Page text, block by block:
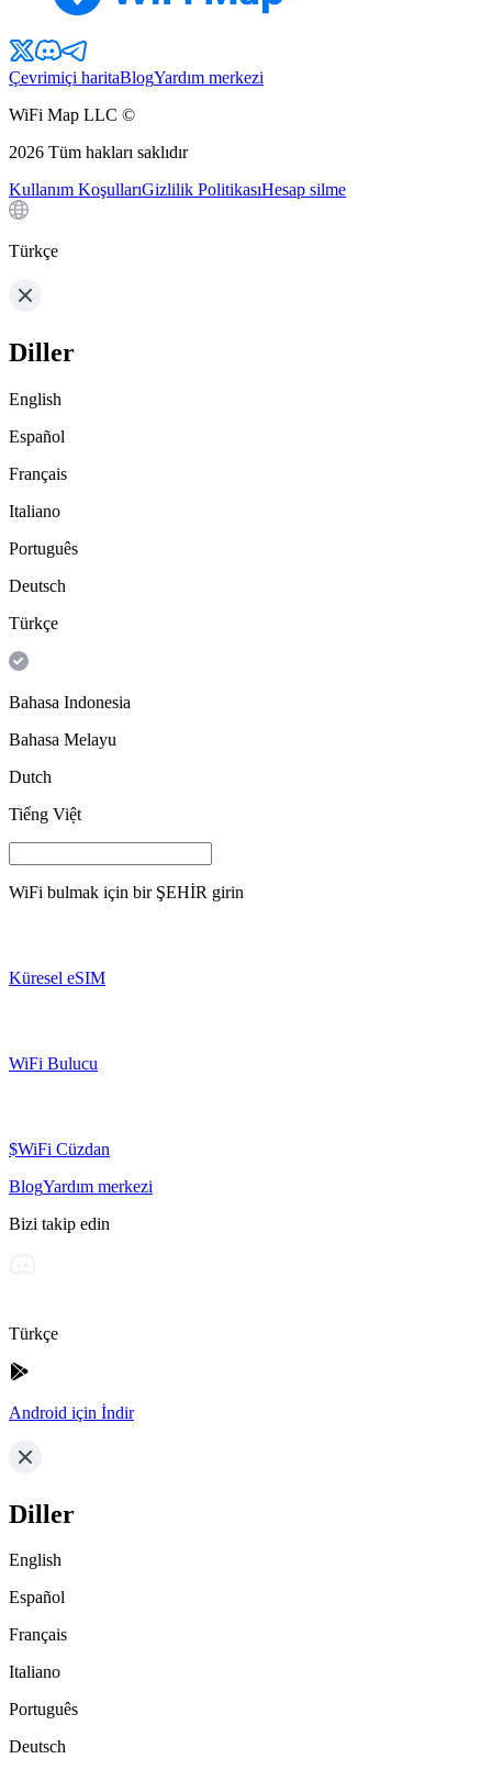
Çevrimiçi haritaBlogYardım merkezi
WiFi Map LLC ©
2026 Tüm hakları saklıdır
Kullanım KoşullarıGizlilik PolitikasıHesap silme
Türkçe
Diller
English
Español
Français
Italiano
Português
Deutsch
Türkçe
Bahasa Indonesia
Bahasa Melayu
Dutch
Tiếng Việt
WiFi bulmak için bir ŞEHİR girin
Küresel eSIM
WiFi Bulucu
$WiFi Cüzdan
BlogYardım merkezi
Bizi takip edin
Türkçe
Android için İndir
Diller
English
Español
Français
Italiano
Português
Deutsch